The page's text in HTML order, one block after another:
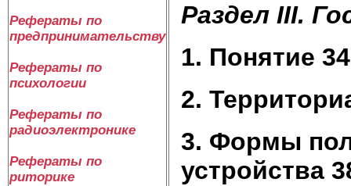
Рефераты по
предпринимательству
Рефераты по
психологии
Рефераты по
радиоэлектронике
Рефераты по
риторике
Раздел III.
1. Понятие 34
2.
3. Формы
устройства